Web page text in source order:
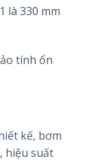
là 330 mm
tính ổn
kế, bơm
hiệu suất